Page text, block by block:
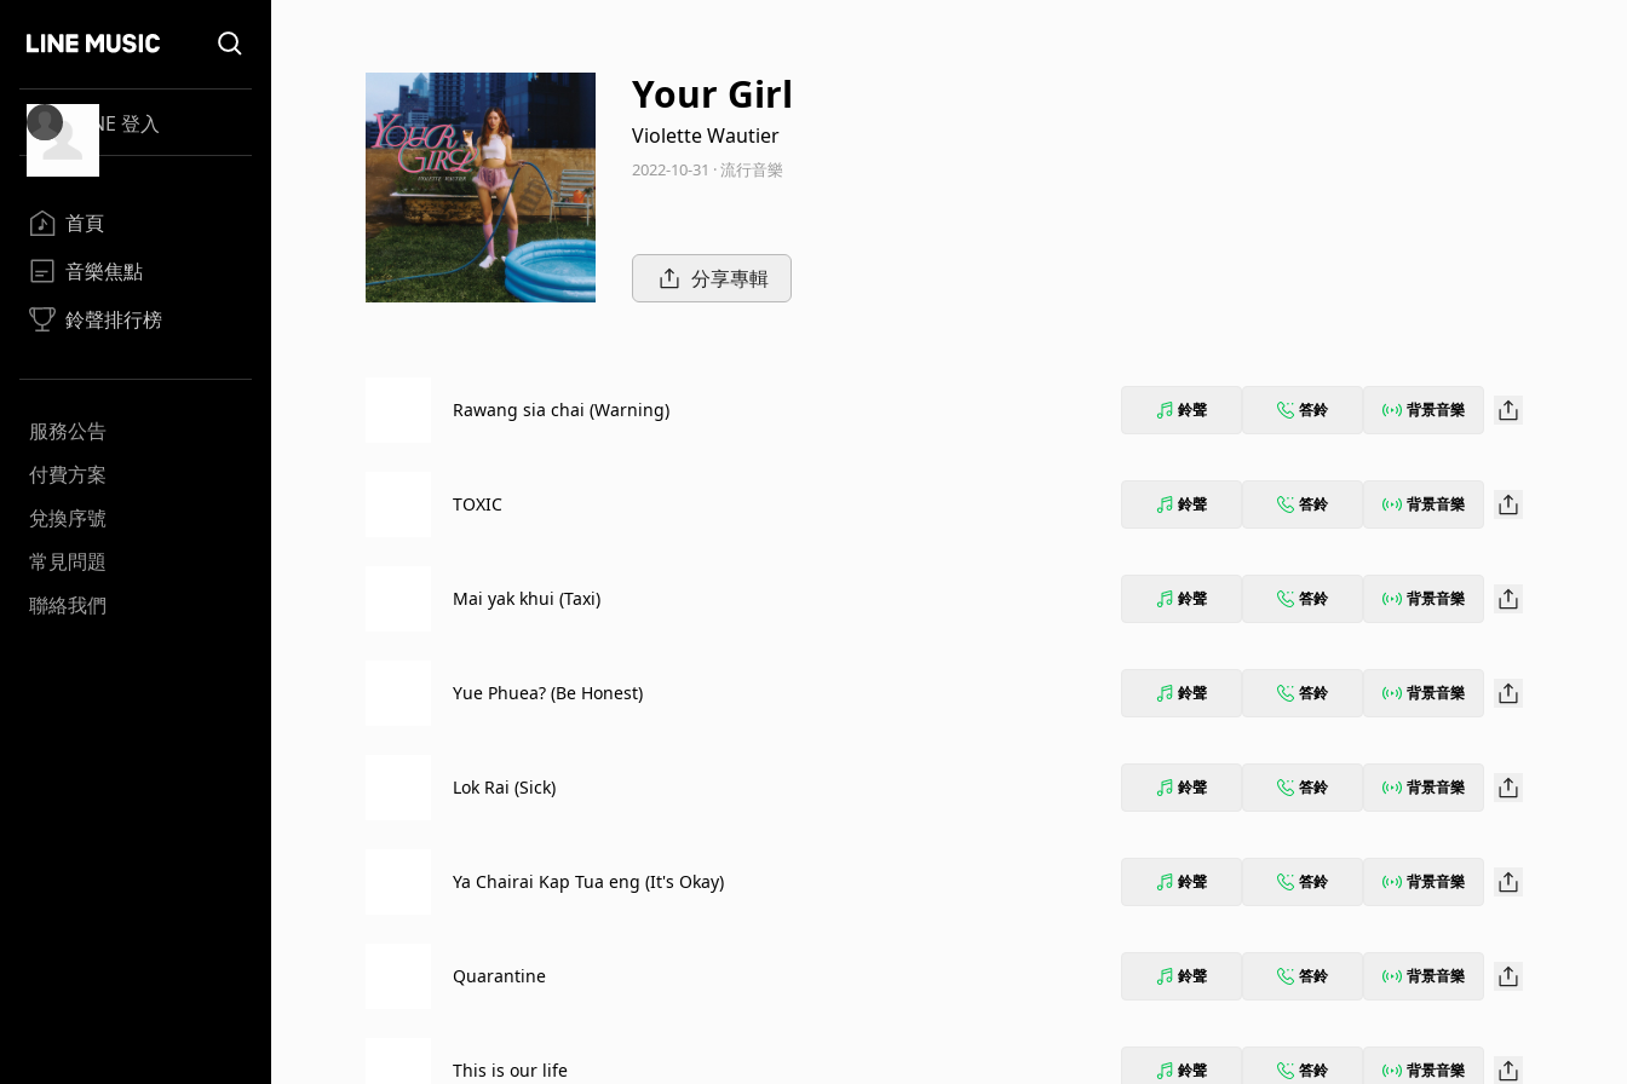
LINE 登入
首頁
音樂焦點
鈴聲排行榜
服務公告
付費方案
兌換序號
常見問題
聯絡我們
Your Girl
Violette Wautier
2022-10-31 · 流行音樂
分享專輯
Rawang sia chai (Warning) 鈴聲 答鈴 背景音樂
TOXIC 鈴聲 答鈴 背景音樂
Mai yak khui (Taxi) 鈴聲 答鈴 背景音樂
Yue Phuea? (Be Honest) 鈴聲 答鈴 背景音樂
Lok Rai (Sick) 鈴聲 答鈴 背景音樂
Ya Chairai Kap Tua eng (It's Okay) 鈴聲 答鈴 背景音樂
Quarantine 鈴聲 答鈴 背景音樂
This is our life 鈴聲 答鈴 背景音樂